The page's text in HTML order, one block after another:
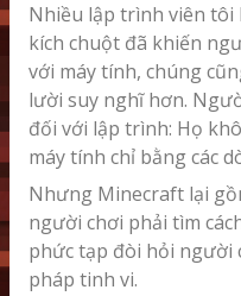
Nhiều lập trình viên
kích chuột đã khiến
với máy tính, chúng
lười suy nghĩ hơn.
đối với lập trình: Họ
máy tính chỉ bằng các
Nhưng Minecraft lại
người chơi phải tìm
phức tạp đòi hỏi người
pháp tinh vi.